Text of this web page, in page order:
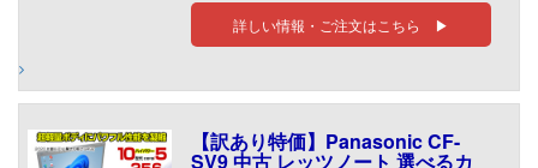
詳しい情報・ご注文はこちら ▶
【訳あり特価】Panasonic CF-
SV9 中古 レッツノート 選べるカ